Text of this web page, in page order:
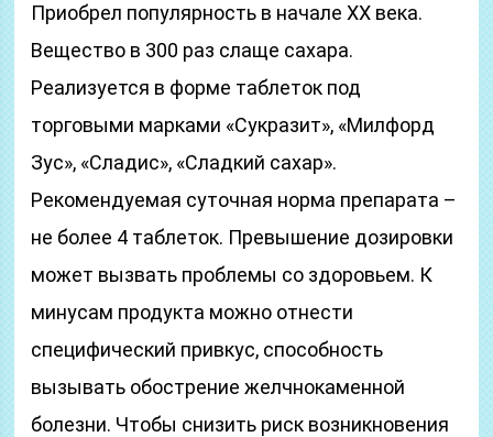
Приобрел популярность в начале XX века.
Вещество в 300 раз слаще сахара.
Реализуется в форме таблеток под
торговыми марками «Сукразит», «Милфорд
Зус», «Сладис», «Сладкий сахар».
Рекомендуемая суточная норма препарата –
не более 4 таблеток. Превышение дозировки
может вызвать проблемы со здоровьем. К
минусам продукта можно отнести
специфический привкус, способность
вызывать обострение желчнокаменной
болезни. Чтобы снизить риск возникновения